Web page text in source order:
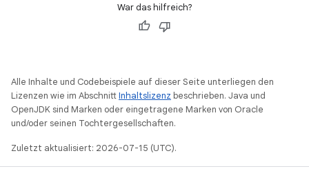
War das hilfreich?
Alle Inhalte und Codebeispiele auf dieser Seite unterliegen den
Lizenzen wie im AbschnittInhaltslizenz beschrieben. Java und
OpenJDK sind Marken oder eingetragene Marken von Oracle
und/oder seinen Tochtergesellschaften.
Zuletzt aktualisiert: 2026-07-15 (UTC).